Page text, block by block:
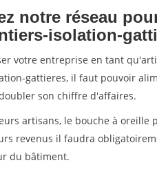
notre réseau
isolation-
votre entreprise en tant
gattieres, il faut pouvoir
son chiffre d'affaires.
artisans, le bouche à
revenus il faudra
du bâtiment.